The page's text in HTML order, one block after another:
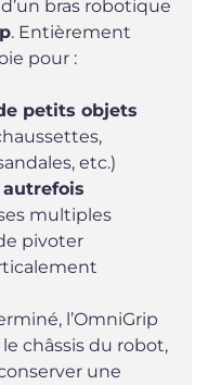
bras robotique
. Entièrement
pour :
petits objets
etc.)
multiples
pivoter
l’OmniGrip
châssis du robot,
une